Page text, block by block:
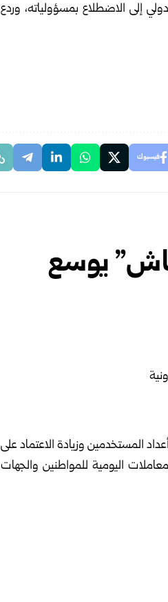
إلى الاضطلاع بمسؤولياته، وردع
فيسبوك
كاش” يوسع
المستخدمين وزيادة الاعتماد على
اليومية للمواطنين والجهات